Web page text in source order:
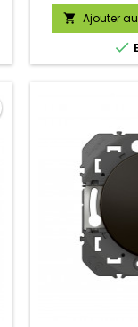
 Ajouter
